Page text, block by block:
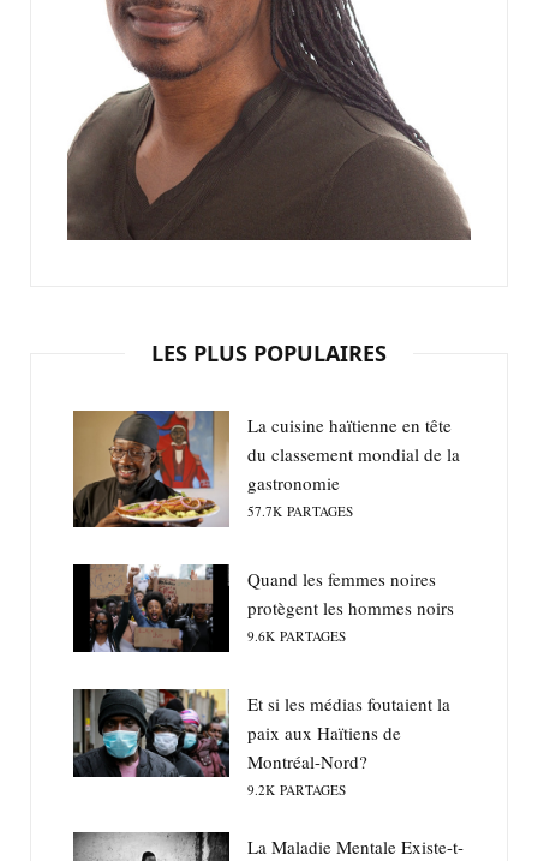
LES PLUS POPULAIRES
La cuisine haïtienne en tête
du classement mondial de la
gastronomie
57.7K PARTAGES
Quand les femmes noires
protègent les hommes noirs
9.6K PARTAGES
Et si les médias foutaient la
paix aux Haïtiens de
Montréal-Nord?
9.2K PARTAGES
La Maladie Mentale Existe-t-